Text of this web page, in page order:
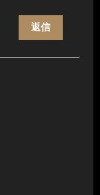
返信